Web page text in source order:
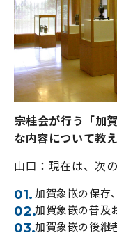
――宗桂会が行う「
な内容について教
山口：現在は、次
加賀象嵌の保存
加賀象嵌の普及
加賀象嵌の後継